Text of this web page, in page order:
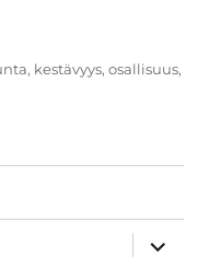
, kestävyys,osallisuus,
näytä